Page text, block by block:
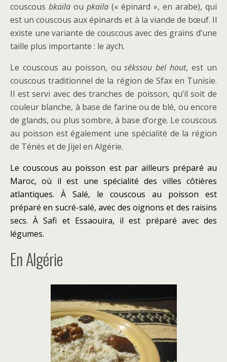
couscous bkaïla ou pkaïla (« épinard », en arabe), qui
est un couscous aux épinards et à la viande de bœuf. Il
existe une variante de couscous avec des grains d’une
taille plus importante : le aych.
Le couscous au poisson, ousékssou bel hout, est un
couscous traditionnel de la région de Sfax en Tunisie.
Il est servi avec des tranches de poisson, qu’il soit de
couleur blanche, à base de farine ou de blé, ou encore
de glands, ou plus sombre, à base d’orge. Le couscous
au poisson est également une spécialité de la région
de Ténès et de Jijel en Algérie.
Le couscous au poisson est par ailleurs préparé au
Maroc, où il est une spécialité des villes côtières
atlantiques. À Salé, le couscous au poisson est
préparé en sucré-salé, avec des oignons et des raisins
secs. À Safi et Essaouira, il est préparé avec des
légumes.
En Algérie